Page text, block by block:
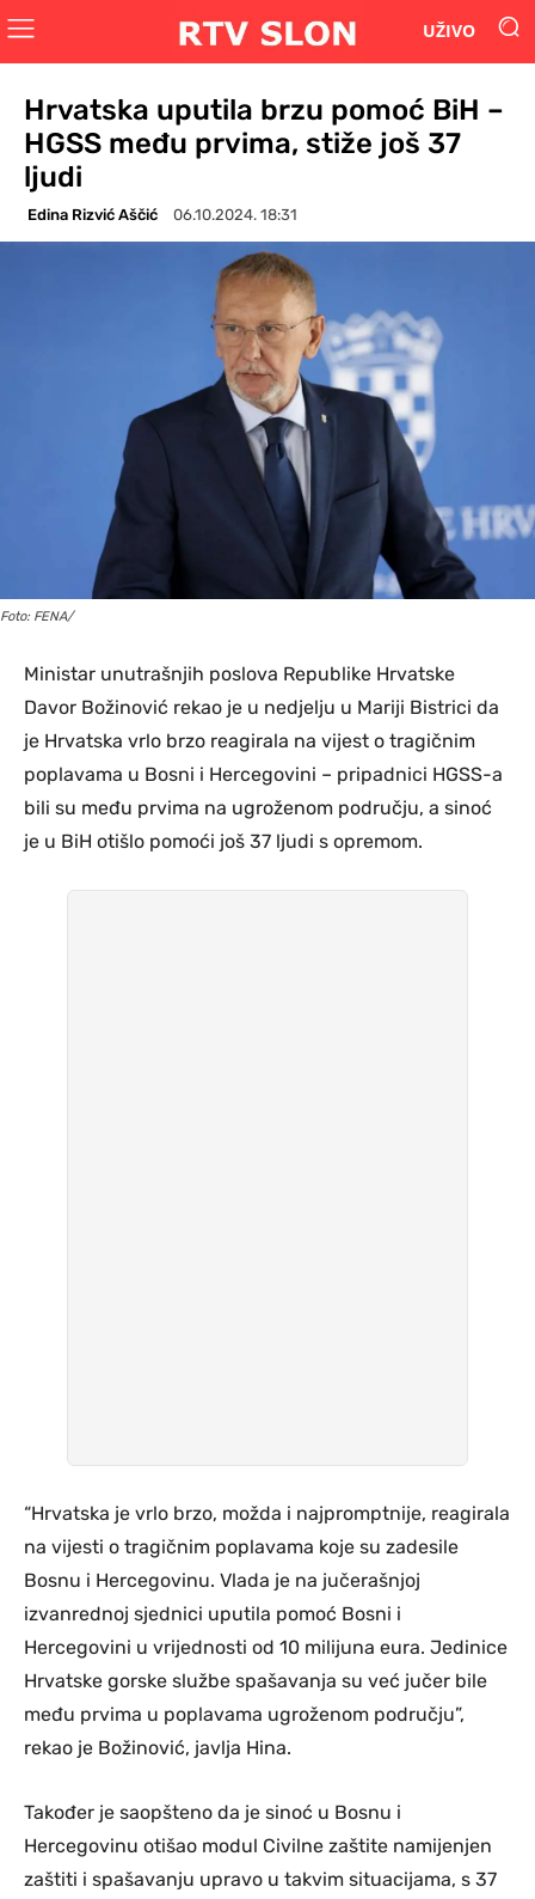
UŽIVO
Hrvatska uputila brzu pomoć BiH –
HGSS među prvima, stiže još 37
ljudi
Edina Rizvić Aščić 06.10.2024. 18:31
Foto: FENA/
Ministar unutrašnjih poslova Republike Hrvatske
Davor Božinović rekao je u nedjelju u Mariji Bistrici da
je Hrvatska vrlo brzo reagirala na vijest o tragičnim
poplavama u Bosni i Hercegovini – pripadnici HGSS-a
bili su među prvima na ugroženom području, a sinoć
je u BiH otišlo pomoći još 37 ljudi s opremom.
“Hrvatska je vrlo brzo, možda i najpromptnije, reagirala
na vijesti o tragičnim poplavama koje su zadesile
Bosnu i Hercegovinu. Vlada je na jučerašnjoj
izvanrednoj sjednici uputila pomoć Bosni i
Hercegovini u vrijednosti od 10 milijuna eura. Jedinice
Hrvatske gorske službe spašavanja su već jučer bile
među prvima u poplavama ugroženom području”,
rekao je Božinović, javlja Hina.
Također je saopšteno da je sinoć u Bosnu i
Hercegovinu otišao modul Civilne zaštite namijenjen
zaštiti i spašavanju upravo u takvim situacijama, s 37